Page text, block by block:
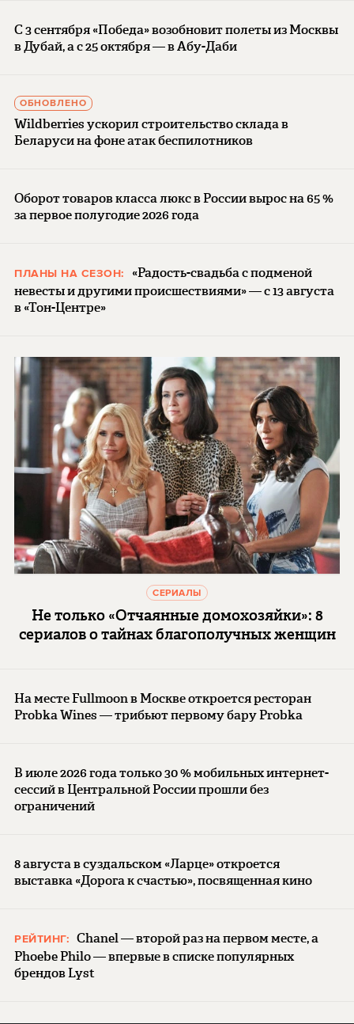
С 3 сентября «Победа» возобновит полеты из Москвы
в Дубай, а с 25 октября — в Абу-Даби
ОБНОВЛЕНО
Wildberries ускорил строительство склада в
Беларуси на фоне атак беспилотников
Оборот товаров класса люкс в России вырос на 65 %
за первое полугодие 2026 года
ПЛАНЫ НА СЕЗОН:
«Радость-свадьба с подменой
невесты и другими происшествиями» — с 13 августа
в «Тон-Центре»
СЕРИАЛЫ
Не только «Отчаянные домохозяйки»: 8
сериалов о тайнах благополучных женщин
На месте Fullmoon в Москве откроется ресторан
Probka Wines — трибьют первому бару Probka
В июле 2026 года только 30 % мобильных интернет-
сессий в Центральной России прошли без
ограничений
8 августа в суздальском «Ларце» откроется
выставка «Дорога к счастью», посвященная кино
РЕЙТИНГ: Chanel — второй раз на первом месте, а
Phoebe Philo — впервые в списке популярных
брендов Lyst